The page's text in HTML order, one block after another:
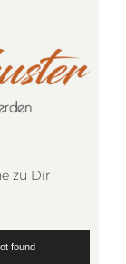
zu Dir
found